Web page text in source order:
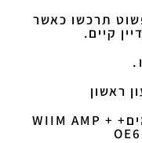
תרכשו כאשר
קיים.
ראשון
20 מטר כבל רמקולים מוגן מים+ WIIM AMP +